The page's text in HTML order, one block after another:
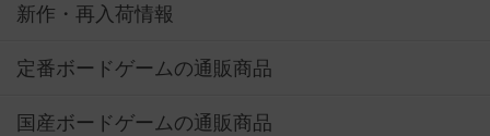
新作・再入荷情報
定番ボードゲームの通販商品
国産ボードゲームの通販商品